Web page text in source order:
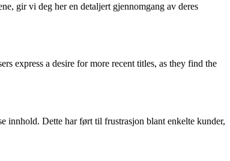
gir vi deg her en detaljert gjennomgang av deres
express a desire for more recent titles, as they find the
innhold. Dette har ført til frustrasjon blant enkelte kunder,